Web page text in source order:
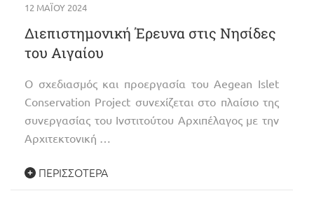
12 ΜΑΪ́ΟΥ 2024
Διεπιστημονική Έρευνα στις Νησίδες
του Αιγαίου
Ο σχεδιασμός και προεργασία του Aegean Islet
Conservation Project συνεχίζεται στο πλαίσιο της
συνεργασίας του Ινστιτούτου Αρχιπέλαγος με την
Αρχιτεκτονική …
ΠΕΡΙΣΣΌΤΕΡΑ